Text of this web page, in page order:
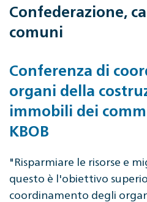
Confederazione,
comuni
Conferenza di
organi della
immobili dei
KBOB
"Risparmiare le risorse e
questo è l'obiettivo
coordinamento degli